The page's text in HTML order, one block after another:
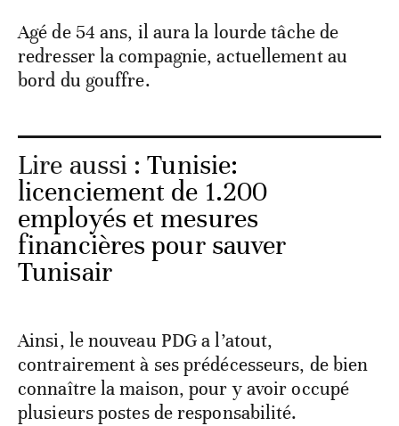
Agé de 54 ans, il aura la lourde tâche de
redresser la compagnie, actuellement au
bord du gouffre.
Lire aussi :Tunisie:
licenciement de 1.200
employés et mesures
financières pour sauver
Tunisair
Ainsi, le nouveau PDG a l’atout,
contrairement à ses prédécesseurs, de bien
connaître la maison, pour y avoir occupé
plusieurs postes de responsabilité.